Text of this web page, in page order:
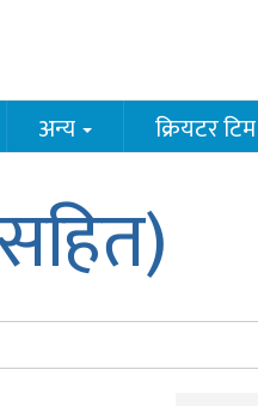
अन्य क्रियटर टिम